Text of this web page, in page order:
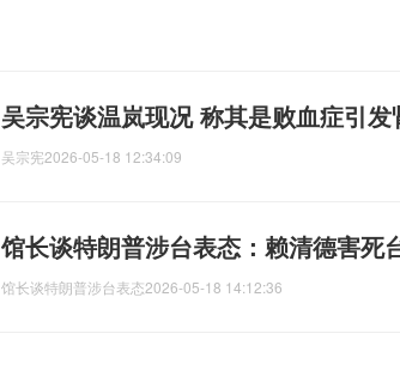
吴宗宪谈温岚现况 称其是败血症引发
吴宗宪2026-05-18 12:34:09
馆长谈特朗普涉台表态：赖清德害死
馆长谈特朗普涉台表态2026-05-18 14:12:36